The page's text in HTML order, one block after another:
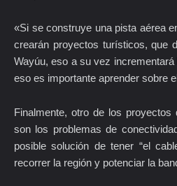
«Si se construye una pista aérea
crearán proyectos turísticos, que
Wayúu, eso a su vez
eso es importante aprender sobre
Finalmente, otro de los proyectos
son los problemas de
posible solución de tener “el
recorrer la región y potenciar la